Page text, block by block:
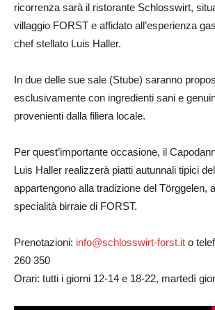
ricorrenza sarà il ristorante Schlosswirt,
villaggio FORST e affidato all’esperienza
chef stellato Luis Haller.
In due delle sue sale (Stube) saranno
esclusivamente con ingredienti sani e
provenienti dalla filiera locale.
Per quest’importante occasione, il
Luis Haller realizzerà piatti autunnali tipici
appartengono alla tradizione del Törggelen,
specialità birraie di FORST.
Prenotazioni: info@schlosswirt-forst.it o
260 350
Orari: tutti i giorni 12-14 e 18-22, martedì